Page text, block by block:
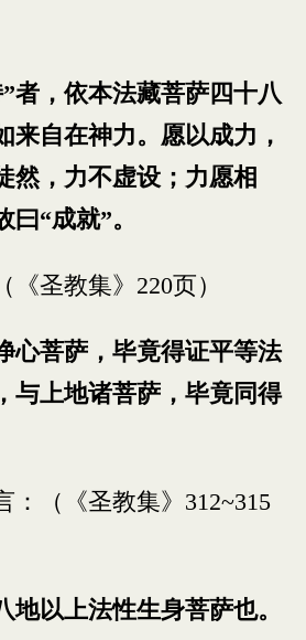
者，依本法藏菩萨四十八
来自在神力。愿以成力，
然，力不虚设；力愿相
“成就”。
《圣教集》220页）
心菩萨，毕竟得证平等法
与上地诸菩萨，毕竟同得
：（《圣教集》312~315
地以上法性生身菩萨也。